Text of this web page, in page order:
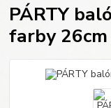
PÁRTY
farby